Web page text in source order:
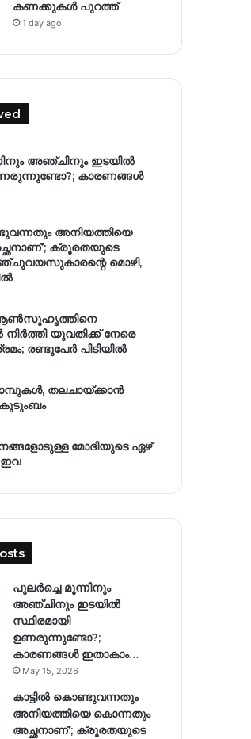
കണക്കുകൾ പുറത്ത്
1 day ago
അഞ്ചിനും ഇടയിൽ
കാരണങ്ങള്‍
അനിയത്തിയെ
ക്രൂരതയുടെ
മൊഴി,
ആൺസുഹൃത്തിനെ
യുവതിക്ക് നേരെ
രണ്ടുപേർ പിടിയിൽ
തലചായ്ക്കാൻ
കുടുംബം
മോദിയുടെ ഏഴ്
ഇവ
പുലർച്ചെ മൂന്നിനും
അഞ്ചിനും ഇടയിൽ
സ്ഥിരമായി
ഉണരുന്നുണ്ടോ?;
കാരണങ്ങള്‍ ഇതാകാം…
May 15, 2026
കാട്ടിൽ കൊണ്ടുവന്നതും
അനിയത്തിയെ കൊന്നതും
അച്ഛനാണ്’; ക്രൂരതയുടെ